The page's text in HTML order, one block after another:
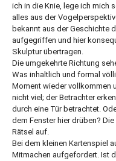
ich in die Knie, lege ich mich
alles aus der
bekannt aus der Geschichte
aufgegriffen und hier
Skulptur übertragen.
Die umgekehrte Richtung
Was inhaltlich und formal
Moment wieder vollkommen
nicht viel; der Betrachter
durch eine Tür betrachtet.
dem Fenster hier drüben?
Rätsel auf.
Bei dem kleinen Kartenspiel
Mitmachen aufgefordert. Ist